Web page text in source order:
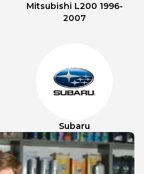
Mitsubishi L200 1996-
2007
Subaru